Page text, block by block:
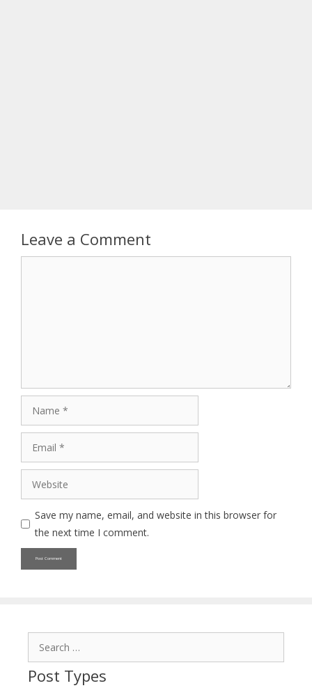
Leave a Comment
Website
Save my name, email, and website in this browser for
the next time I comment.
Post Types